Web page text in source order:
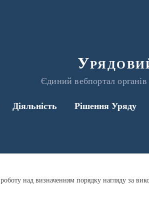
Єдиний вебпортал
Діяльність Рішення Уряду
над визначенням порядку нагляду за